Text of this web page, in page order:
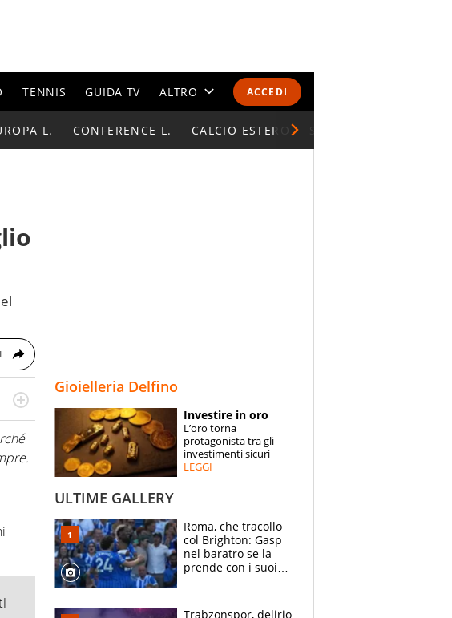
ACCEDI
TENNIS GUIDA TV ALTRO
CALENDARI E CLASSIFICHE
ESPERTI
CONTATTI
L. CONFERENCE L. CALCIO ESTERO
nel
Gioielleria Delfino
Investire in oro
L’oro torna
protagonista tra gli
investimenti sicuri
LEGGI
ULTIME GALLERY
Roma, che tracollo
col Brighton: Gasp
nel baratro se la
prende con i suoi
Trabzonspor, delirio